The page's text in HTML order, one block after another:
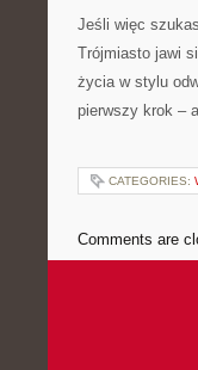
Jeśli więc
Trójmiasto jawi
życia w stylu
pierwszy krok –
CATEGORIES:
Comments are